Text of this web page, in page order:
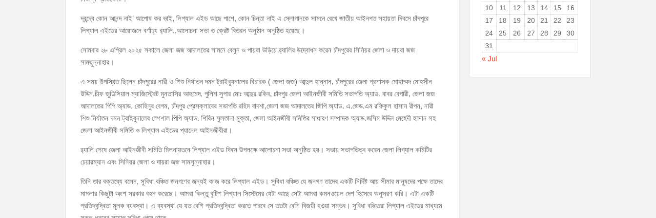
কচুয়ায় পৃথক অভিযানে ২০১ পিস ইয়াবা ও ৫০ গ্রাম গাঁজাসহ ৩ মাদক কারবারি গ্রেপ্তার
দ্বন্দ্বে কোন আনন্দ নাই’ আপোষ কর ভাই, লিগ্যাল এইড আছে পাশে, কোন চিন্তা নাই এ স্লোগানকে সামনে রেখে জাতীয় আইনগত সহায়তা দিবসে চাঁদপুরে
লিগ্যাল এইডের আয়োজনে বর্ণাঢ্য র‌্যালি,,আলোচনা সভা ও ক্রেষ্ট বিতরন অনুষ্ঠান অনুষ্ঠিত হয়েছে।
সোমবার ২৮ এপ্রিল ২০২৫ সকালে জেলা জজ আদালতের সামনে বেলুন ও পায়রা উড়িয়ে র‌্যালির উদ্বোধন করেন চাঁদপুরের সিনিয়র জেলা ও দায়রা জজ
সামছুন্নাহার।
এ সময় উপস্থিত ছিলেন চাঁদপুরের নারী ও শিশু নির্যাতন দমন ট্রাইব্যুনালের বিচারক ( জেলা জজ) আব্দুল হান্নান, চাঁদপুরের জেলা প্রশাসক মোহাম্মদ মোহসীন
উদ্দিন,চীফ জুডিসিয়াল ম্যাজিস্ট্রেট মুনতাসির আহমেদ, পুলিশ সুপার মোঃ আব্দুর রকিব, চাঁদপুর জেলা আইনজীবী সমিতি সভাপতি অ্যাড. বাবর বেপারী, জেলা জজ
আদালতের পিপি অ্যাড. কোহিনুর বেগম, চাঁদপুর প্রেসক্লাবের সভাপতি রহিম বাদশা,জেলা জজ আদালতের জিপি অ্যাড. এ.জেড.এম রফিকুল হাসান রীপন, নারী
শিশু নির্যাতন দমন ট্রাইবুনালের স্পেশাল পিপি অ্যাড. শিরিন সুলতানা মুক্তা, জেলা আইনজীবী সমিতির সাধারণ সম্পাদক অ্যাড.জসিম উদ্দিন মেহেদী হাসান সহ
জেলা আইনজীবী সমিতি ও লিগ্যাল এইডের প্যানেল আইনজীবীরা।
র‌্যালি শেষে জেলা আইনজীবী সমিতি মিলনায়তনে লিগ্যাল এইড দিবস উপলক্ষে আলোচনা সভা অনুষ্ঠিত হয়। সভায় সভাপতিত্ব করেন জেলা লিগ্যাল কমিটির
চেয়ারম্যান এবং সিনিয়র জেলা ও দায়রা জজ সামসুন্নাহার।
তিনি তার বক্তব্যে বলেন, সুবিধা বঞ্চিত জনগণের জন্যই কাজ করে লিগ্যাল এইড। সুবিধা বঞ্চিত যে জনগণ তাদের একটি নির্দিষ্ট আয় সীমার মানুষদের পক্ষে তাদের
মামলার কিছুটা অংশ সরকার বহন করেছে। আমরা কিন্তু বৃটিশ লিগ্যাল সিস্টেমের যেটা আছে সেটা আমরা কমনওয়েল দেশ হিসেবে অনুসরণ করি। এটা একটি
প্রতিদ্বন্দ্বিতা মূলক ব্যবস্থা। এ ব্যবস্থা যে যত বেশি প্রতিদ্বন্দ্বিতা করতে পারবে সে ততটা বেশি বিজয়ী হওয়া সম্ভব। সুবিধা বঞ্চিতরা লিগ্যাল এইডের মাধ্যমে
10
11 12 13 14 15
16
17
18 19 20 21 22
23
24
25 26 27 28 29
30
31
« Jul